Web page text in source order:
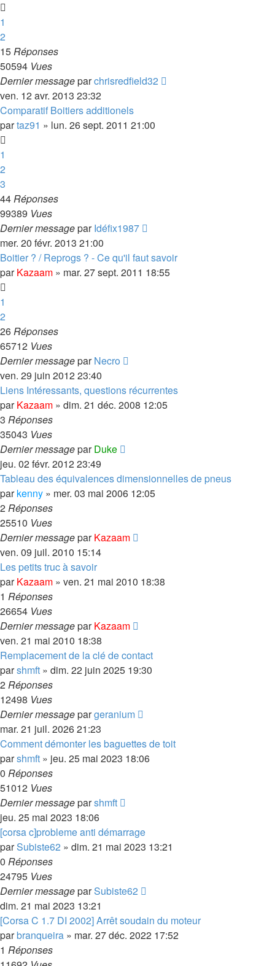
1
2
15Réponses
50594 Vues
Dernier messageparchrisredfield32
ven. 12 avr. 2013 23:32
Comparatif Boitiers additionels
partaz91 » lun. 26 sept. 2011 21:00
1
2
3
44Réponses
99389 Vues
Dernier messageparIdéfix1987
mer. 20 févr. 2013 21:00
Boitier ? / Reprogs ? - Ce qu'il faut savoir
parKazaam » mar. 27 sept. 2011 18:55
1
2
26Réponses
65712 Vues
Dernier messageparNecro
ven. 29 juin 2012 23:40
Liens Intéressants, questions récurrentes
parKazaam » dim. 21 déc. 2008 12:05
3 Réponses
35043 Vues
Dernier messageparDuke
jeu. 02 févr. 2012 23:49
Tableau des équivalences dimensionnelles de pneus
parkenny » mer. 03 mai 2006 12:05
2Réponses
25510 Vues
Dernier messageparKazaam
ven. 09 juil. 2010 15:14
Les petits truc à savoir
parKazaam » ven. 21 mai 2010 18:38
1 Réponses
26654 Vues
Dernier messageparKazaam
ven. 21 mai 2010 18:38
Remplacement de la clé de contact
parshmft » dim. 22 juin 2025 19:30
2Réponses
12498 Vues
Dernier messagepargeranium
mar. 21 juil. 2026 21:23
Comment démonter les baguettes de toit
parshmft » jeu. 25 mai 2023 18:06
0 Réponses
51012 Vues
Dernier messageparshmft
jeu. 25 mai 2023 18:06
[corsa c]probleme anti démarrage
parSubiste62 » dim. 21 mai 2023 13:21
0 Réponses
24795 Vues
Dernier messageparSubiste62
dim. 21 mai 2023 13:21
[Corsa C 1.7 DI 2002] Arrêt soudain du moteur
parbranqueira » mar. 27 déc. 2022 17:52
1 Réponses